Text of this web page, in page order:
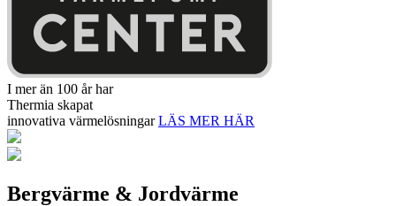
I mer än 100 år har
Thermia skapat
innovativa värmelösningar LÄS MER HÄR
Bergvärme & Jordvärme